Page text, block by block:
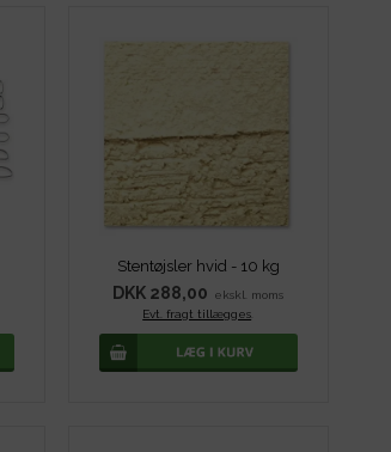
Stentøjsler hvid - 10 kg
DKK 288,00
ekskl. moms
Evt. fragt tillægges